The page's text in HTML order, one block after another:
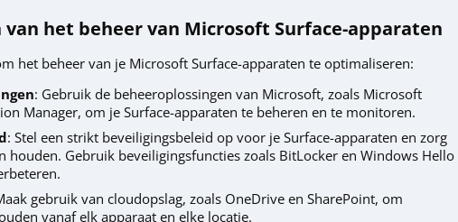
het beheer van Microsoft Surface-apparaten
het beheer van je Microsoft Surface-apparaten te optimaliseren:
: Gebruik de beheeroplossingen van Microsoft, zoals Microsoft
Manager, om je Surface-apparaten te beheren en te monitoren.
: Stel een strikt beveiligingsbeleid op voor je Surface-apparaten en zorg
houden. Gebruik beveiligingsfuncties zoals BitLocker en Windows Hello
gebruik van cloudopslag, zoals OneDrive en SharePoint, om
vanaf elk apparaat en elke locatie.